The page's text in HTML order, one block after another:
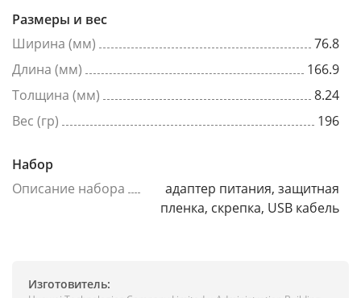
Размеры и вес
Ширина (мм)
76.8
Длина (мм)
166.9
Толщина (мм)
8.24
Вес (гр)
196
Набор
Описание набора
адаптер питания, защитная
пленка, скрепка, USB кабель
Изготовитель: